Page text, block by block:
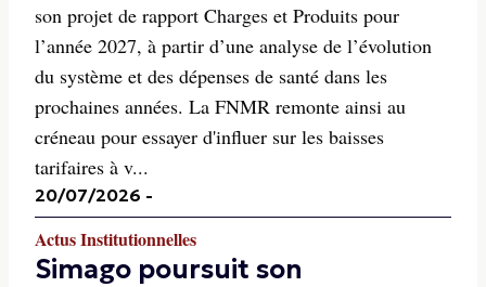
son projet de rapport Charges et Produits pour
l’année 2027, à partir d’une analyse de l’évolution
du système et des dépenses de santé dans les
prochaines années. La FNMR remonte ainsi au
créneau pour essayer d'influer sur les baisses
tarifaires à v...
20/07/2026 -
Actus Institutionnelles
Simago poursuit son